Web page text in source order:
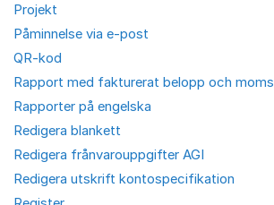
Projekt
Påminnelse via e-post
QR-kod
Rapport med fakturerat belopp och moms
Rapporter på engelska
Redigera blankett
Redigera frånvarouppgifter AGI
Redigera utskrift kontospecifikation